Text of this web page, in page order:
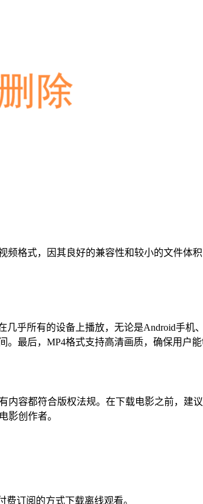
格式，因其良好的兼容性和较小的文件体
乎所有的设备上播放，无论是Android手机
最后，MP4格式支持高清画质，确保用户能
容都符合版权法规。在下载电影之前，建
影创作者。
费订阅的方式下载离线观看。